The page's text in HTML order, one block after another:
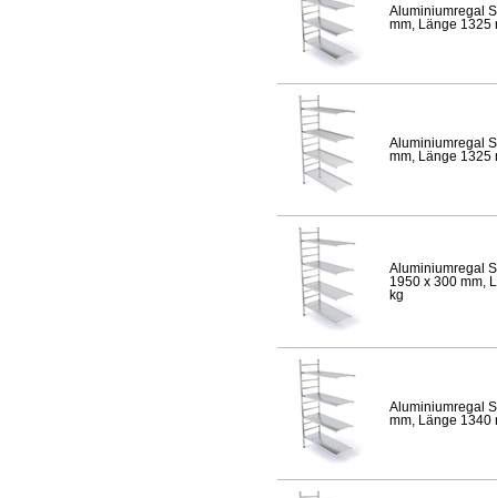
Aluminiumregal
mm, Länge 1325
Aluminiumregal
mm, Länge 1325
Aluminiumregal
1950 x 300 mm,
kg
Aluminiumregal
mm, Länge 1340